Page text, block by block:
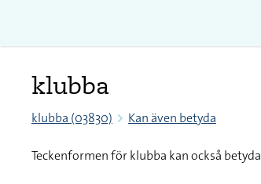
klubba
klubba (03830) Kan även betyda
Teckenformen för klubba kan också betyda